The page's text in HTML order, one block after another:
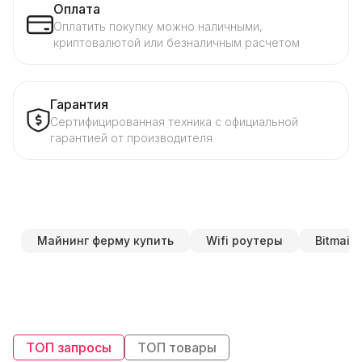
Оплата
Оплатить покупку можно наличными,
криптовалютой или безналичным расчетом
Гарантия
Сертифицированная техника с официальной
гарантией от производителя
Майнинг ферму купить Wifi роутеры Bitmain
ТОП запросы ТОП товары